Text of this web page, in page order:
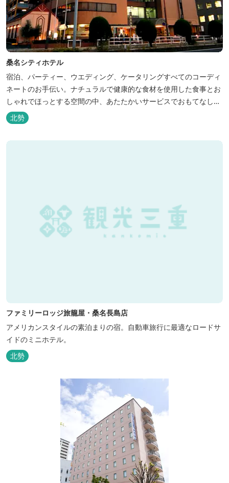
桑名シティホテル
宿泊、パーティー、ウエディング、ケータリングすべてのコーディ
ネートのお手伝い。ナチュラルで健康的な食材を使用した食事とお
しゃれでほっとする空間の中、あたたかいサービスでおもてなしい
たします。
北勢
ファミリーロッジ旅籠屋・桑名長島店
アメリカンスタイルの素泊まりの宿。自動車旅行に最適なロードサ
イドのミニホテル。
北勢